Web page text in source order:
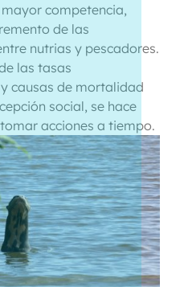
competencia,
de las
nutrias y pescadores.
las tasas
causas de mortalidad
social, se hace
acciones a tiempo.